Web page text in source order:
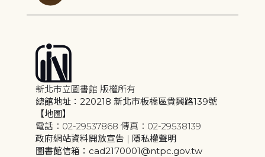
新北市立圖書館 版權所有
總館地址：220218 新北市板橋區貴興路139號
【地圖】
電話：02-29537868 傳真：02-29538139
政府網站資料開放宣告 | 隱私權聲明
圖書館信箱：cad2170001@ntpc.gov.tw